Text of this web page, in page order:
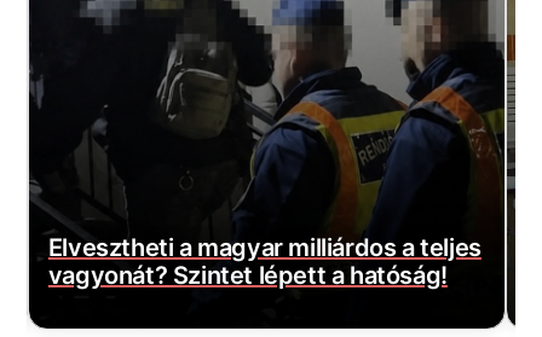
Döntött a kormány: nagy változás jön a
háziorvosi rendelőkben, erre
készüljenek a krónikus betegek